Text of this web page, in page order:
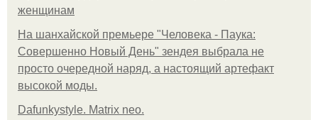
женщинам
На шанхайской премьере "Человека - Паука:
Совершенно Новый День" зендея выбрала не
просто очередной наряд, а настоящий артефакт
высокой моды.
Dafunkystyle. Matrix neo.